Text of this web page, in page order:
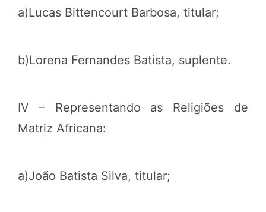
a)Lucas Bittencourt Barbosa, titular;
b)Lorena Fernandes Batista, suplente.
IV – Representando as Religiões de
Matriz Africana:
a)João Batista Silva, titular;